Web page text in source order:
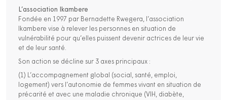
L’association Ikambere
Fondée en 1997 par Bernadette Rwegera, l’association
Ikambere vise à relever les personnes en situation de
vulnérabilité pour qu’elles puissent devenir actrices de leur vie
et de leur santé.
Son action se décline sur 3 axes principaux :
(1) L’accompagnement global (social, santé, emploi,
logement) vers l’autonomie de femmes vivant en situation de
précarité et avec une maladie chronique (VIH, diabète,